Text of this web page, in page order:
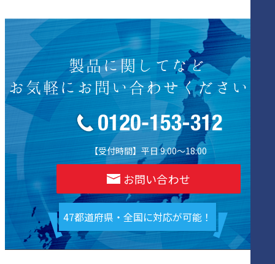
製品に関してなど
お気軽にお問い合わせください！
【受付時間】平日 9:00～18:00
お問い合わせ
47都道府県・全国に対応が可能！